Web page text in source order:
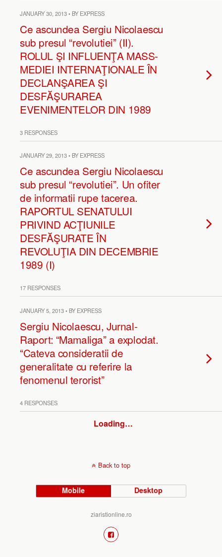
JANUARY 30, 2013 • BY EXPRESS
Ce ascundea Sergiu Nicolaescu
sub presul “revolutiei” (II).
ROLUL ŞI INFLUENŢA MASS-
MEDIEI INTERNAŢIONALE ÎN
DECLANŞAREA ŞI
DESFĂŞURAREA
EVENIMENTELOR DIN 1989
3 RESPONSES
JANUARY 29, 2013 • BY EXPRESS
Ce ascundea Sergiu Nicolaescu
sub presul “revolutiei”. Un ofiter
de informatii rupe tacerea.
RAPORTUL SENATULUI
PRIVIND ACŢIUNILE
DESFĂŞURATE ÎN
REVOLUŢIA DIN DECEMBRIE
1989 (I)
17 RESPONSES
JANUARY 5, 2013 • BY EXPRESS
Sergiu Nicolaescu, Jurnal-
Raport: “Mamaliga” a explodat.
“Cateva consideratii de
generalitate cu referire la
fenomenul terorist”
4 RESPONSES
Loading…
Back to top
Mobile Desktop
ziaristionline.ro